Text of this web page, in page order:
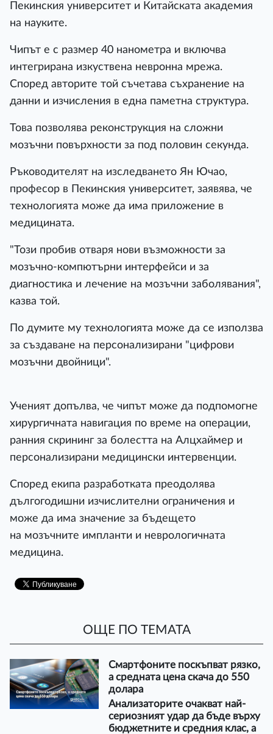
Пекинския университет и Китайската академия
на науките.
Чипът е с размер 40 нанометра и включва
интегрирана изкуствена невронна мрежа.
Според авторите той съчетава съхранение на
данни и изчисления в една паметна структура.
Това позволява реконструкция на сложни
мозъчни повърхности за под половин секунда.
Ръководителят на изследването Ян Ючао,
професор в Пекинския университет, заявява, че
технологията може да има приложение в
медицината.
"Този пробив отваря нови възможности за
мозъчно-компютърни интерфейси и за
диагностика и лечение на мозъчни заболявания",
казва той.
По думите му технологията може да се използва
за създаване на персонализирани "цифрови
мозъчни двойници".
Ученият допълва, че чипът може да подпомогне
хирургичната навигация по време на операции,
ранния скрининг за болестта на Алцхаймер и
персонализирани медицински интервенции.
Според екипа разработката преодолява
дългогодишни изчислителни ограничения и
може да има значение за бъдещето
на мозъчните импланти и неврологичната
медицина.
ОЩЕ ПО ТЕМАТА
Смартфоните поскъпват рязко,
а средната цена скача до 550
долара
Анализаторите очакват най-
сериозният удар да бъде върху
бюджетните и средния клас, а